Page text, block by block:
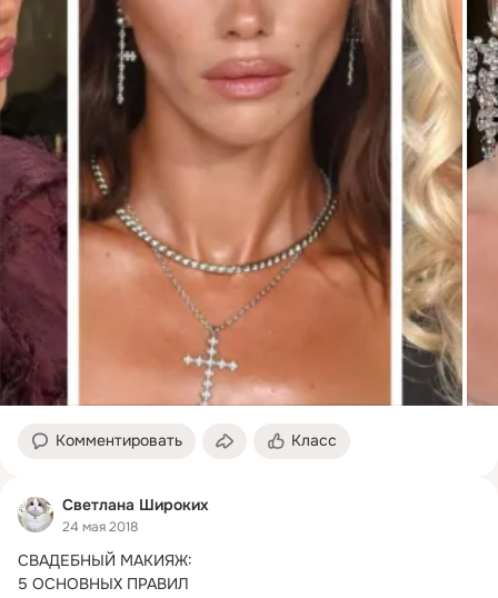
Комментировать Класс
Cветлана Широких
24 мая 2018
СВАДЕБНЫЙ МАКИЯЖ:
5 ОСНОВНЫХ ПРАВИЛ